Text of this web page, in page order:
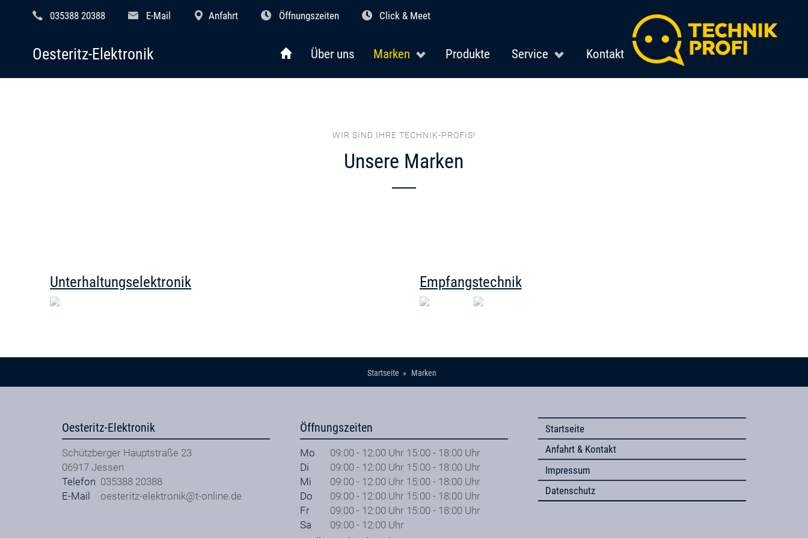
035388 20388 E-Mail Anfahrt Öffnungszeiten Click & Meet
Über uns Marken Produkte Service Kontakt
Oesteritz-Elektronik
WIR SIND IHRE TECHNIK-PROFIS!
Unsere Marken
Unterhaltungselektronik Empfangstechnik
Startseite Marken
Oesteritz-Elektronik
Schützberger Hauptstraße 23
06917 Jessen
Telefon 035388 20388
E-Mail
oesteritz-elektronik@t-online.de
Öffnungszeiten
Mo
09:00 - 12:00 Uhr 15:00 - 18:00 Uhr
Di
09:00 - 12:00 Uhr 15:00 - 18:00 Uhr
Mi
09:00 - 12:00 Uhr 15:00 - 18:00 Uhr
Do
09:00 - 12:00 Uhr 15:00 - 18:00 Uhr
Fr
09:00 - 12:00 Uhr 15:00 - 18:00 Uhr
Sa
09:00 - 12:00 Uhr
Startseite
Anfahrt & Kontakt
Impressum
Datenschutz